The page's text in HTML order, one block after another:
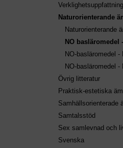
Verklighetsuppfattning
Naturorienterande
Naturorienterande
NO basläromedel
NO-basläromedel
NO-basläromedel -
Övrig litteratur
Praktisk-estetiska
Samhällsorienterade
Samtalsstöd
Sex samlevnad och
Svenska